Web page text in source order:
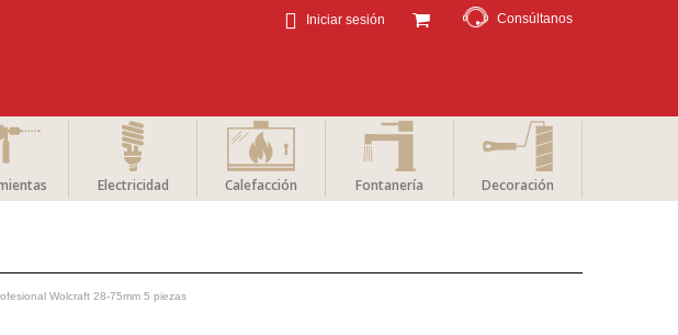
Consúltanos
Iniciar sesión
Electricidad Calefacción Fontanería Decoración
Wolcraft 28-75mm 5 piezas